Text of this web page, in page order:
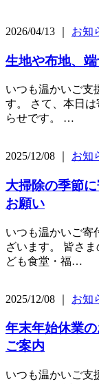
2026/04/13 ｜ お知
生地や布地、
いつも温かいご支
す。 さて、本日
らせです。 …
2025/12/08 ｜ お知
大掃除の季節
お願い
いつも温かいご寄
ざいます。 皆さ
ども食堂・福…
2025/12/08 ｜ お知
年末年始休業
ご案内
いつも温かいご支